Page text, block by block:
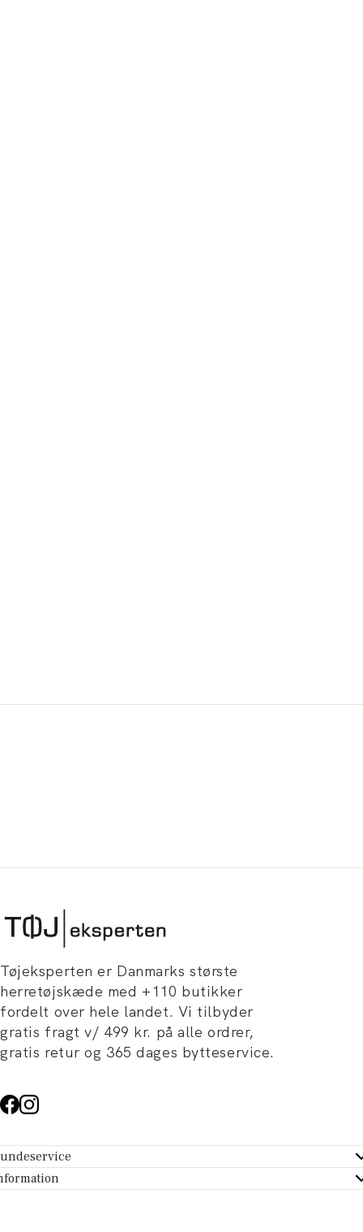
Tøjeksperten er Danmarks største
herretøjskæde med +110 butikker
fordelt over hele landet. Vi tilbyder
gratis fragt v/ 499 kr. på alle ordrer,
gratis retur og 365 dages bytteservice.
- Hjælpecenter
Tøjeksperten